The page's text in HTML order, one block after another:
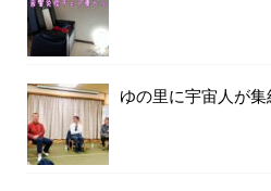
ゆの里に宇宙人が集